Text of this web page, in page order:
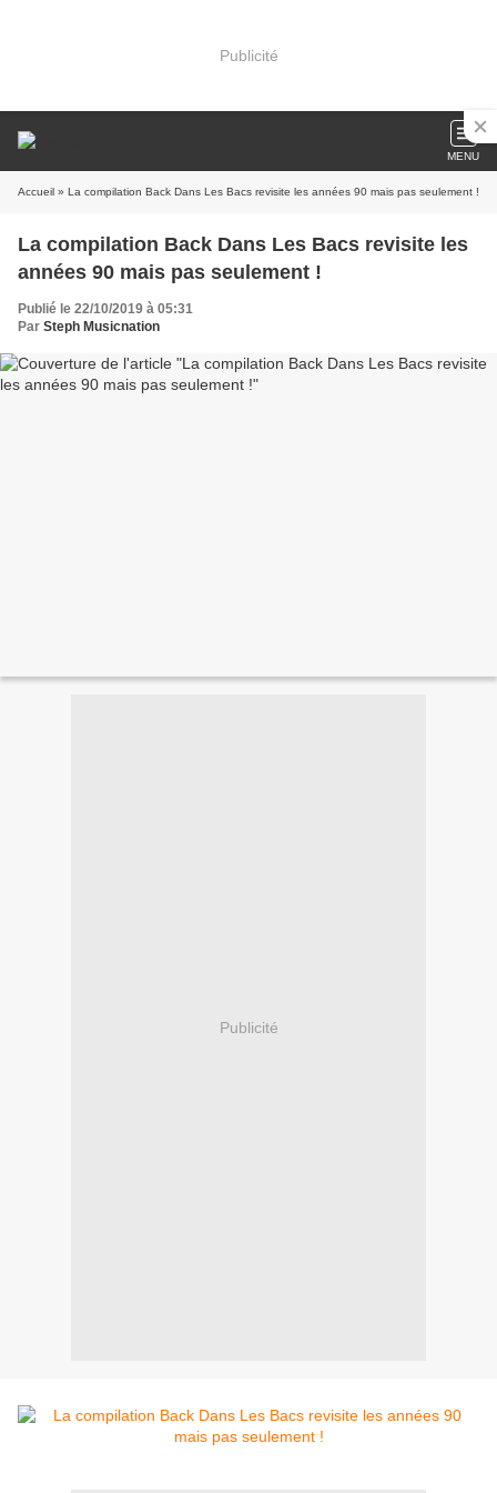
Publicité
MENU
Accueil » La compilation Back Dans Les Bacs revisite les années 90 mais pas seulement !
La compilation Back Dans Les Bacs revisite les
années 90 mais pas seulement !
Publié le 22/10/2019 à 05:31
Par Steph Musicnation
Publicité